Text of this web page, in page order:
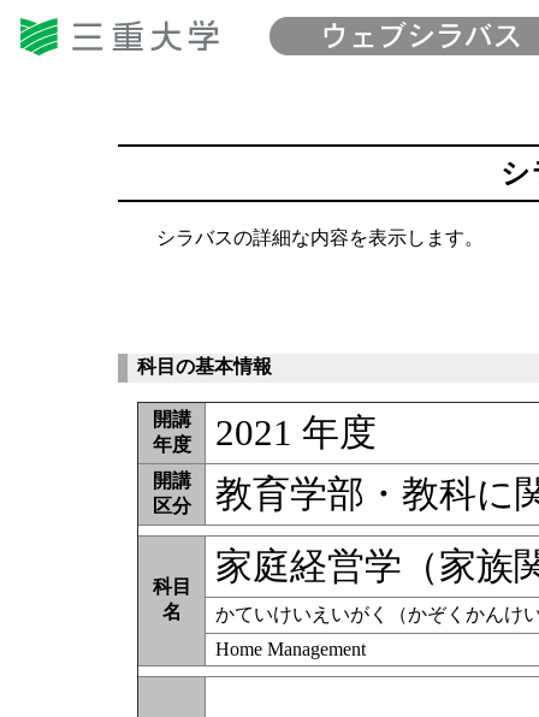
シ
シラバスの詳細な内容を表示します。
科目の基本情報
開講
年度
2021 年度
開講
区分
教育学部・教科に
科目
名
家庭経営学（家族
かていけいえいがく（かぞくかんけ
Home Management